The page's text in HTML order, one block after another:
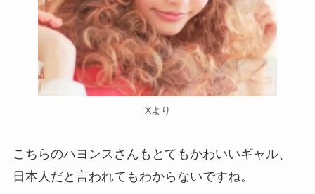
Xより
こちらのハヨンスさんもとてもかわいいギャル、
日本人だと言われてもわからないですね。